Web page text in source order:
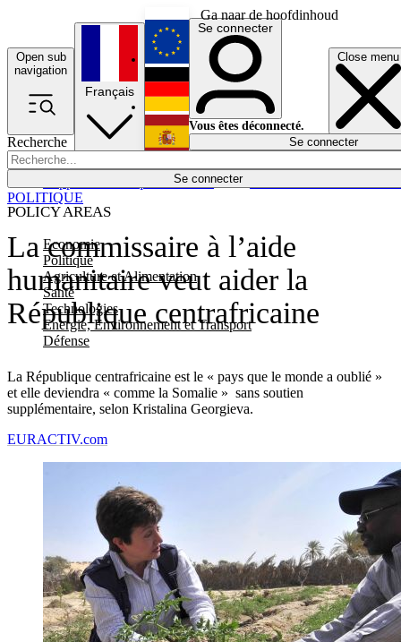
Ga naar de hoofdinhoud
Open sub
navigation
Close menu
Recherche
Se connecter
POLICY AREAS
Economie
Politique
Agriculture et Alimentation
Santé
Technologies
Energie, Environnement et Transport
Défense
Économie
Français
English
Deutsch
Español
Se connecter
Vous êtes déconnecté.
Se connecter
La commissaire à l’aide
humanitaire veut aider la
République centrafricaine
La République centrafricaine est le « pays que le monde a oublié »
et elle deviendra « comme la Somalie » sans soutien
supplémentaire, selon Kristalina Georgieva.
POLITIQUE
EURACTIV.com